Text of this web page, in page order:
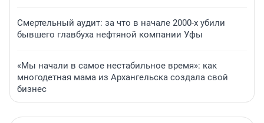
Смертельный аудит: за что в начале 2000-х убили
бывшего главбуха нефтяной компании Уфы
«Мы начали в самое нестабильное время»: как
многодетная мама из Архангельска создала свой
бизнес